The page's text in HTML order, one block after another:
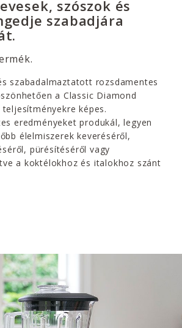
szószok és
szabadjára
szabadalmaztatott rozsdamentes
a Classic Diamond
képes.
eredményeket produkál, legyen
élelmiszerek keveréséről,
pürésítéséről vagy
a koktélokhoz és italokhoz szánt